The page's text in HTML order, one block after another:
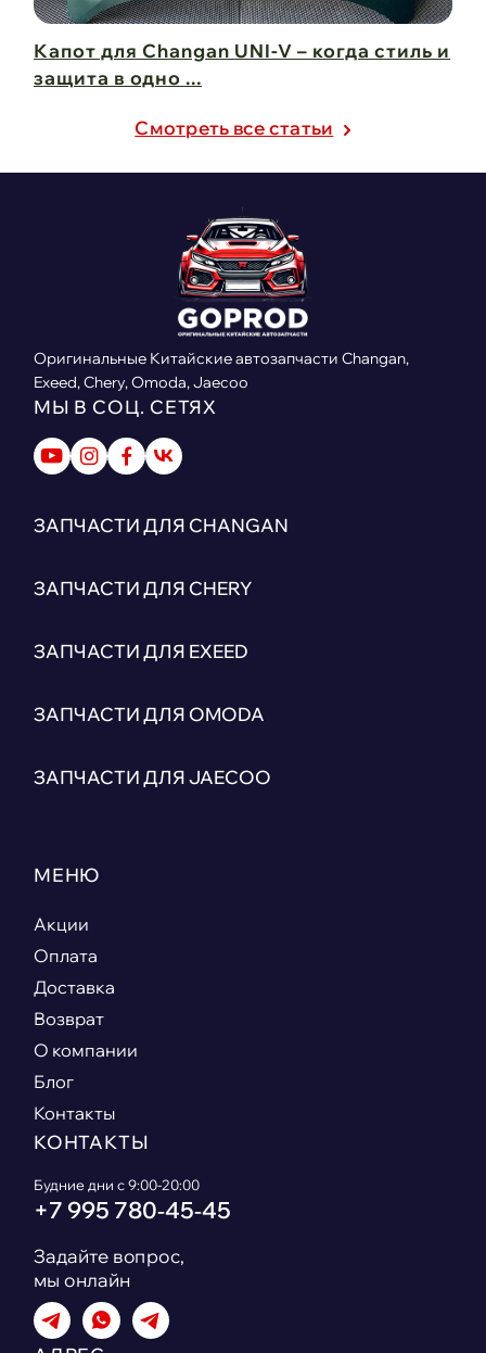
Капот для Changan UNI-V – когда стиль и
защита в одно ...
Cмотреть все статьи
Оригинальные Китайские автозапчасти Changan,
Exeed, Chery, Omoda, Jaecoo
МЫ В СОЦ. СЕТЯХ
ЗАПЧАСТИ ДЛЯ CHANGAN
ЗАПЧАСТИ ДЛЯ CHERY
ЗАПЧАСТИ ДЛЯ EXEED
ЗАПЧАСТИ ДЛЯ OMODA
ЗАПЧАСТИ ДЛЯ JAECOO
МЕНЮ
Акции
Оплата
Доставка
Возврат
О компании
Блог
Контакты
КОНТАКТЫ
Будние дни с 9:00-20:00
+7 995 780‑45‑45
Задайте вопрос,
мы онлайн